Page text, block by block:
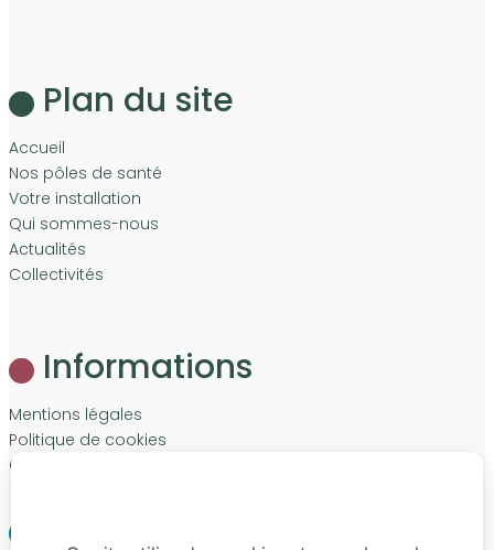
Plan du site
Accueil
Nos pôles de santé
Votre installation
Qui sommes-nous
Actualités
Collectivités
Informations
Mentions légales
Politique de cookies
Contact
LinkedIn